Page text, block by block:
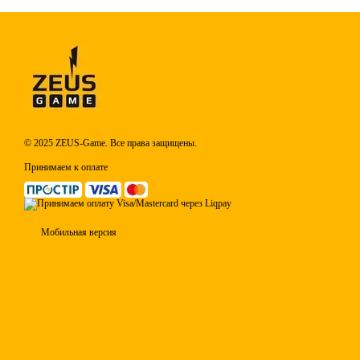
© 2025 ZEUS-Game. Все права защищены.
Принимаем к оплате
Мобильная версия